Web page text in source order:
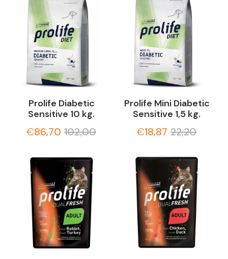
Prolife Diabetic
Sensitive 10 kg.
€86,70 102,00
Prolife Mini Diabetic
Sensitive 1,5 kg.
€18,87 22,20